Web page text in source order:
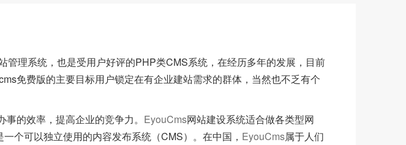
理系统，也是受用户好评的PHP类CMS系统，在经历多年的发展，目前
免费版的主要目标用户锁定在有企业建站需求的群体，当然也不乏有个
的效率，提高企业的竞争力。 EyouCms网站建设系统适合做各类型网
个可以独立使用的内容发布系统（CMS）。在中国， EyouCms属于人们